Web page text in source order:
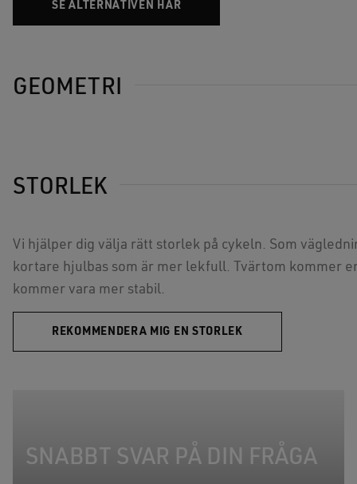
SE ALTERNATIVEN HÄR
GEOMETRI
STORLEK
Vi hjälper dig välja rätt storlek på cykeln. Som
kortare hjulbas som är mer lekfull. Tvärtom kommer
kommer vara mer stabil.
REKOMMENDERA MIG EN STORLEK
SNABBT SVAR PÅ DIN FRÅGA